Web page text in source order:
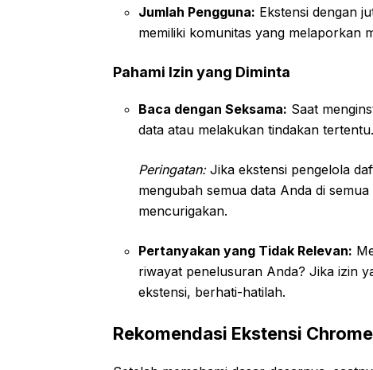
Jumlah Pengguna: Ekstensi dengan
memiliki komunitas yang melaporkan
Pahami Izin yang Diminta
Baca dengan Seksama: Saat
data atau melakukan tindakan
Peringatan:Jika ekstensi pengelola
mengubah semua data Anda di
mencurigakan.
Pertanyakan yang Tidak Relevan:
riwayat penelusuran Anda? Jika izin
ekstensi, berhati-hatilah.
Rekomendasi Ekstensi